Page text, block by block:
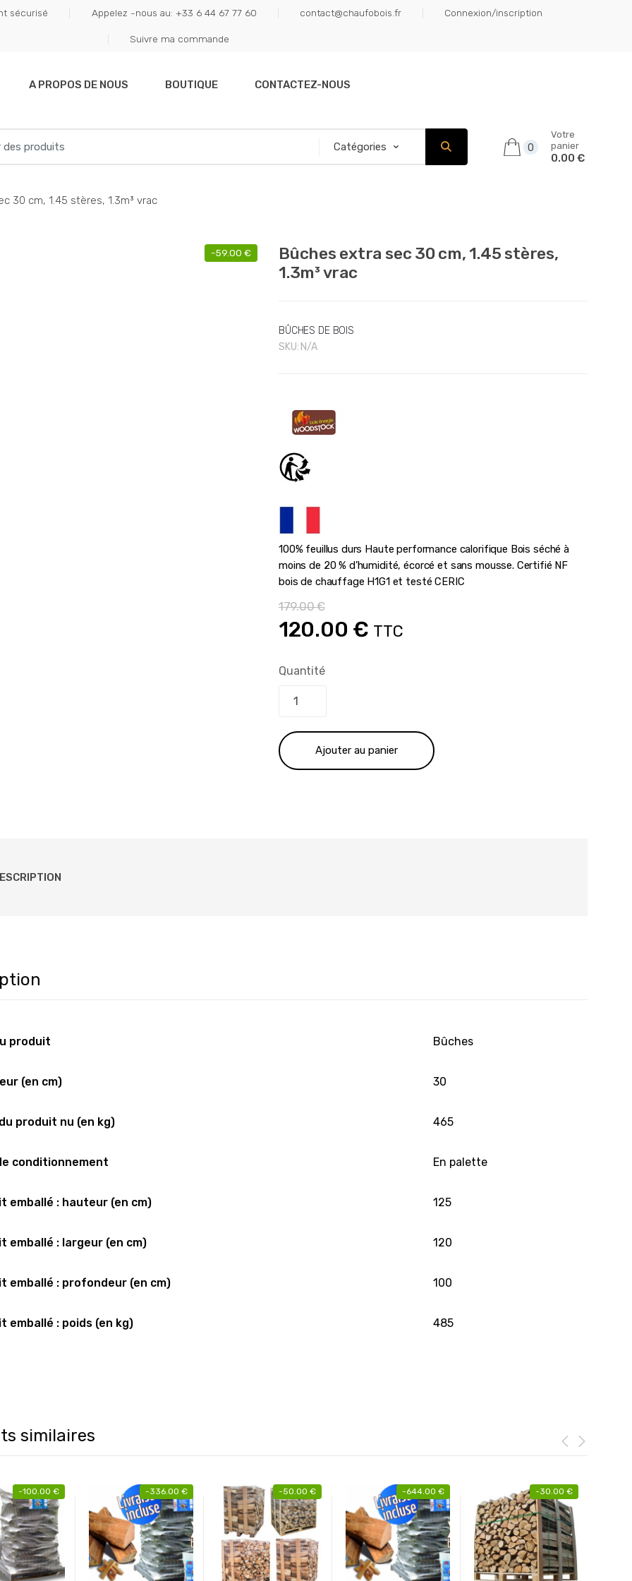
sécurisé Appelez -nous au: +33 6 44 67 77 60 contact@chaufobois.fr Connexion/inscription
Suivre ma commande
A PROPOS DE NOUS BOUTIQUE CONTACTEZ-NOUS
0
Votre
panier
0.00 €
30 cm, 1.45 stères, 1.3m³ vrac
-59.00 €
Bûches extra sec 30 cm, 1.45 stères,
1.3m³ vrac
BÛCHES DE BOIS
SKU: N/A
100% feuillus durs Haute performance calorifique Bois séché à
moins de 20 % d’humidité, écorcé et sans mousse. Certifié NF
bois de chauffage H1G1 et testé CERIC
179.00€
Le
prix
initial
était :
179.00 €.
120.00 €Le
est :
120.00 €.
TTC
Quantité
Ajouter au panier
produit Bûches
(en cm) 30
produit nu (en kg) 465
conditionnement En palette
emballé : hauteur (en cm) 125
emballé : largeur (en cm) 120
emballé : profondeur (en cm) 100
emballé : poids (en kg) 485
similaires
-100.00 € -336.00 € -50.00 € -644.00 € -30.00 €